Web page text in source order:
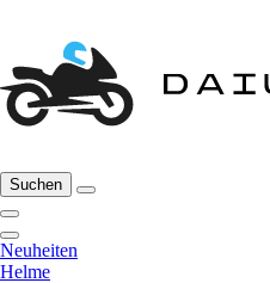
Suchen
Neuheiten
Helme